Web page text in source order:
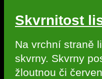
Skvrnitost
Na vrchní straně
skvrny. Skvrny
žloutnou či